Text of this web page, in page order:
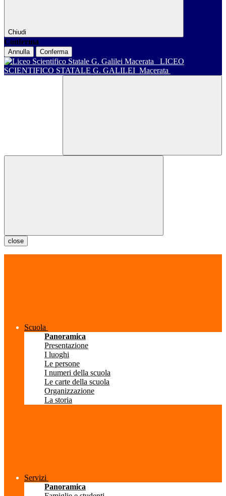
Chiudi
Conferma
Annulla Conferma
LICEO
SCIENTIFICO STATALE G. GALILEI Macerata
close
Scuola
Panoramica
Presentazione
I luoghi
Le persone
I numeri della scuola
Le carte della scuola
Organizzazione
La storia
Servizi
Panoramica